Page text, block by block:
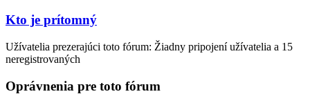
Kto je prítomný
Užívatelia prezerajúci toto fórum: Žiadny pripojení užívatelia a 15
neregistrovaných
Oprávnenia pre toto fórum